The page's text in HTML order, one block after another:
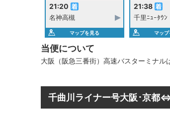
21:20
名神高槻
マップを見る
21:38
千里ﾆｭｰﾀｳﾝ
マップ
当便について
大阪（阪急三番街）高速バスターミナル
千曲川ライナー号大阪･京都